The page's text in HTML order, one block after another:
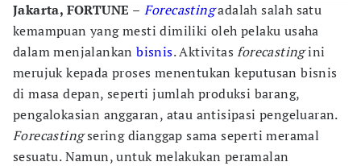
Jakarta, FORTUNE – Forecasting adalah salah satu
kemampuan yang mesti dimiliki oleh pelaku usaha
dalam menjalankanbisnis. Aktivitasforecastingini
merujuk kepada proses menentukan keputusan bisnis
di masa depan, seperti jumlah produksi barang,
pengalokasian anggaran, atau antisipasi pengeluaran.
Forecastingsering dianggap sama seperti meramal
sesuatu. Namun, untuk melakukan peramalan